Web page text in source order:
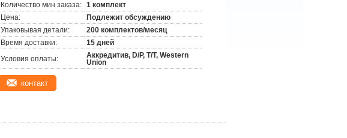
Количество мин заказа: 1 комплект
Цена:
Подлежит обсуждению
Упаковывая детали:
200 комплектов/месяц
Время доставки:
15 дней
Условия оплаты:
Аккредитив, D/P, T/T, Western
Union
контакт